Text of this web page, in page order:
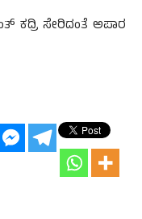
ಕದ್ರಿ ಸೇರಿದಂತೆ ಅಪಾರ